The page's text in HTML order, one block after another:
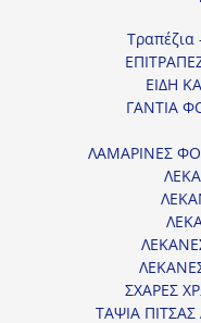
Τραπέζια
ΕΙΔΗ
ΓΑΝΤΙΑ
ΛΑΜΑΡΙΝΕΣ
ΣΧΑΡΕΣ
ΤΑΨΙΑ